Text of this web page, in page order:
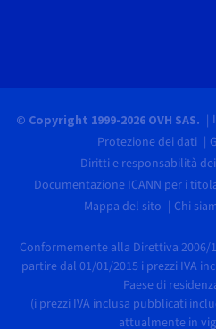
© Copyright 1999-2026 OVH SAS.
Protezione dei dati
Diritti e responsabilità
Documentazione ICANN per i
Mappa del sito
Chi
Conformemente alla Direttiva 2006/
partire dal 01/01/2015 i prezzi IVA
Paese di
(i prezzi IVA inclusa pubblicati
attualmente in